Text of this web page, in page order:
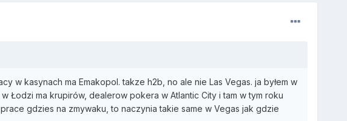
w kasynach ma Emakopol. takze h2b, no ale nie Las Vegas. ja byłem w
Łodzi ma krupirów, dealerow pokera w Atlantic City i tam w tym roku
gdzies na zmywaku, to naczynia takie same w Vegas jak gdzie